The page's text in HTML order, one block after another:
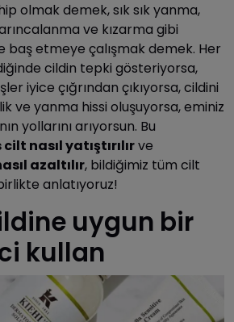
olmak demek, sık sık yanma,
ve kızarma gibi
baş etmeye çalışmak demek. Her
cildin tepki gösteriyorsa,
iyice çığrından çıkıyorsa, cildini
ve yanma hissi oluşuyorsa, eminiz
yollarını arıyorsun. Bu
nasıl yatıştırılırve
azaltılır, bildiğimiz tüm cilt
anlatıyoruz!
uygun bir
kullan